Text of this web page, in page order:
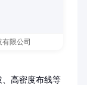
限公司
高密度布线等